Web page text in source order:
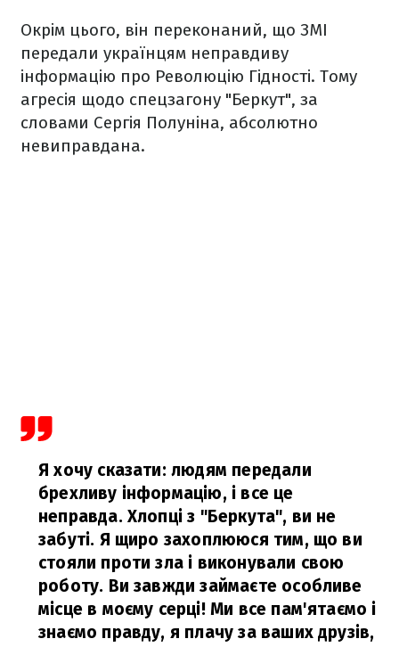
Окрім цього, він переконаний, що ЗМІ
передали українцям неправдиву
інформацію про Революцію Гідності. Тому
агресія щодо спецзагону "Беркут", за
словами Сергія Полуніна, абсолютно
невиправдана.
Я хочу сказати: людям передали
брехливу інформацію, і все це
неправда. Хлопці з "Беркута", ви не
забуті. Я щиро захоплююся тим, що ви
стояли проти зла і виконували свою
роботу. Ви завжди займаєте особливе
місце в моєму серці! Ми все пам'ятаємо і
знаємо правду, я плачу за ваших друзів,